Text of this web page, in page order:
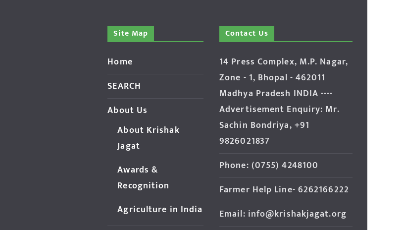
Site Map
Home
SEARCH
About Us
About Krishak
Jagat
Awards &
Recognition
Agriculture in India
Contact Us
14 Press Complex, M.P. Nagar,
Zone - 1, Bhopal - 462011
Madhya Pradesh INDIA ----
Advertisement Enquiry: Mr.
Sachin Bondriya, +91
9826021837
Phone: (0755) 4248100
Farmer Help Line- 6262166222
Email: info@krishakjagat.org